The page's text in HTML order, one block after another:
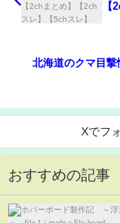
【
北海道のクマ目撃
Xでフ
おすすめの記事